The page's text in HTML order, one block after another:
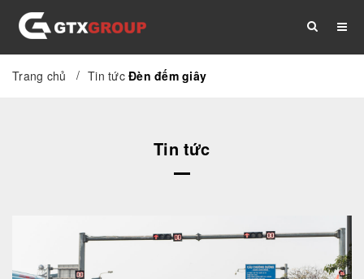
TRANG CHỦ GIỚI THIỆU
TÀI LIỆU
Trang chủ / Tin tức Đèn đếm giây
Tin tức